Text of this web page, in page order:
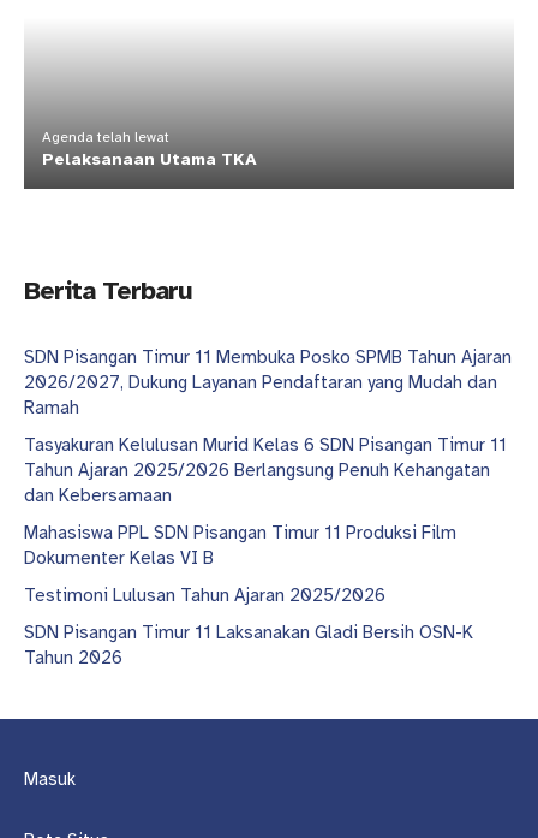
Agenda telah lewat
Pelaksanaan Utama TKA
Berita Terbaru
SDN Pisangan Timur 11 Membuka Posko SPMB Tahun Ajaran
2026/2027, Dukung Layanan Pendaftaran yang Mudah dan
Ramah
Tasyakuran Kelulusan Murid Kelas 6 SDN Pisangan Timur 11
Tahun Ajaran 2025/2026 Berlangsung Penuh Kehangatan
dan Kebersamaan
Mahasiswa PPL SDN Pisangan Timur 11 Produksi Film
Dokumenter Kelas VI B
Testimoni Lulusan Tahun Ajaran 2025/2026
SDN Pisangan Timur 11 Laksanakan Gladi Bersih OSN-K
Tahun 2026
Masuk